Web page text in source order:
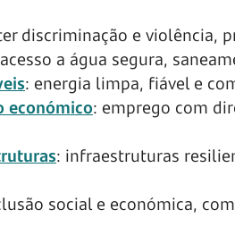
discriminação e violência,
a água segura,
: energia limpa, fiável e
económico: emprego com
: infraestruturas
social e económica,